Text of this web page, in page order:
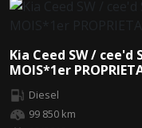
Kia Ceed SW / cee'd
MOIS*1er
Diesel
99 850 km